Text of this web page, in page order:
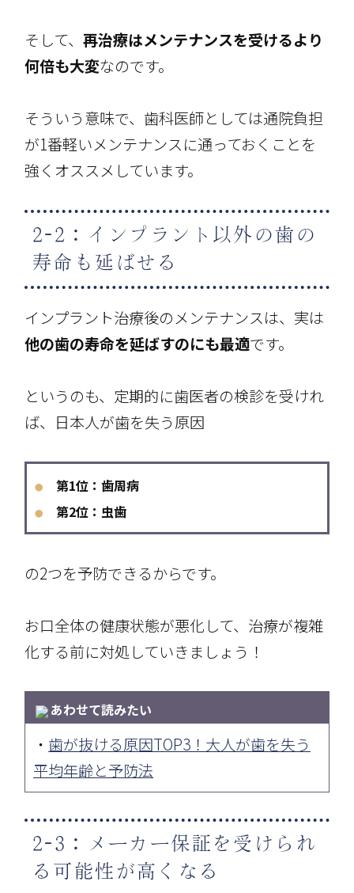
そして、再治療はメンテナンスを受けるより
何倍も大変なのです。
そういう意味で、歯科医師としては通院負担
が1番軽いメンテナンスに通っておくことを
強くオススメしています。
2-2：インプラント以外の歯の
寿命も延ばせる
インプラント治療後のメンテナンスは、実は
他の歯の寿命を延ばすのにも最適です。
というのも、定期的に歯医者の検診を受けれ
ば、日本人が歯を失う原因
● 第1位：歯周病
● 第2位：虫歯
の2つを予防できるからです。
お口全体の健康状態が悪化して、治療が複雑
化する前に対処していきましょう！
あわせて読みたい
・ 歯が抜ける原因TOP3！大人が歯を失う
平均年齢と予防法
2-3：メーカー保証を受けられ
る可能性が高くなる